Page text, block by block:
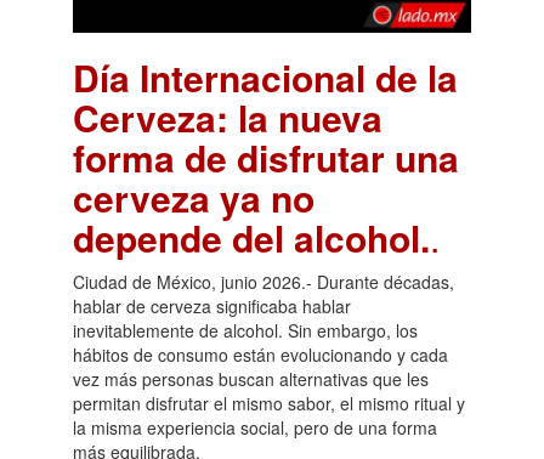
Día Internacional de la
Cerveza: la nueva
forma de disfrutar una
cerveza ya no
depende del alcohol..
Ciudad de México, junio 2026.- Durante décadas,
hablar de cerveza significaba hablar
inevitablemente de alcohol. Sin embargo, los
hábitos de consumo están evolucionando y cada
vez más personas buscan alternativas que les
permitan disfrutar el mismo sabor, el mismo ritual y
la misma experiencia social, pero de una forma
más equilibrada.